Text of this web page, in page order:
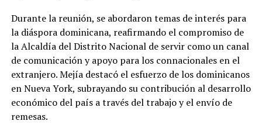
Durante la reunión, se abordaron temas de interés para
la diáspora dominicana, reafirmando el compromiso de
la Alcaldía del Distrito Nacional de servir como un canal
de comunicación y apoyo para los connacionales en el
extranjero. Mejía destacó el esfuerzo de los dominicanos
en Nueva York, subrayando su contribución al desarrollo
económico del país a través del trabajo y el envío de
remesas.